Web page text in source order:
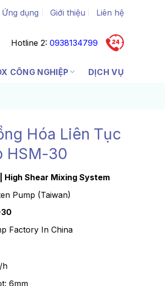
dụng Giới thiệu Liên hệ
Hotline 2: 0938134799
CÔNG NGHIỆP DỊCH VỤ
Hóa Liên Tục
HSM-30
High Shear Mixing System
Pump (Taiwan)
Factory In China
/h
6mm